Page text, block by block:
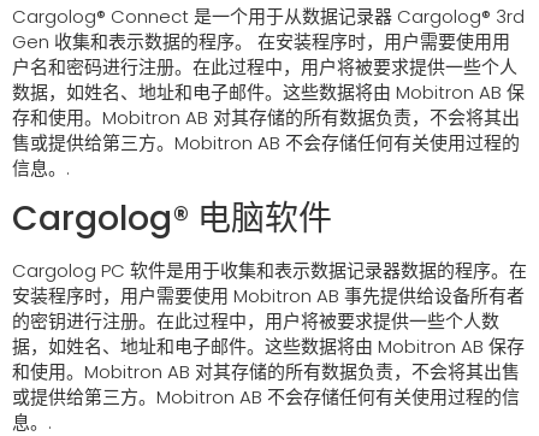
Cargolog® Connect 是一个用于从数据记录器 Cargolog® 3rd
Gen 收集和表示数据的程序。 在安装程序时，用户需要使用用
户名和密码进行注册。在此过程中，用户将被要求提供一些个人
数据，如姓名、地址和电子邮件。这些数据将由 Mobitron AB 保
存和使用。Mobitron AB 对其存储的所有数据负责，不会将其出
售或提供给第三方。Mobitron AB 不会存储任何有关使用过程的
信息。.
Cargolog® 电脑软件
Cargolog PC 软件是用于收集和表示数据记录器数据的程序。在
安装程序时，用户需要使用 Mobitron AB 事先提供给设备所有者
的密钥进行注册。在此过程中，用户将被要求提供一些个人数
据，如姓名、地址和电子邮件。这些数据将由 Mobitron AB 保存
和使用。Mobitron AB 对其存储的所有数据负责，不会将其出售
或提供给第三方。Mobitron AB 不会存储任何有关使用过程的信
息。.